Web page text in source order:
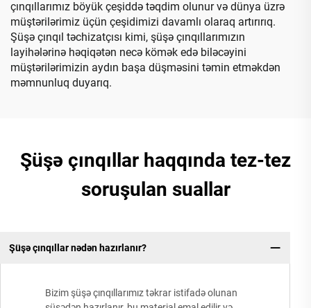
çınqıllarımız böyük çeşiddə təqdim olunur və dünya üzrə
müştərilərimiz üçün çeşidimizi davamlı olaraq artırırıq.
Şüşə çınqıl təchizatçısı kimi, şüşə çınqıllarımızın
layihələrinə həqiqətən necə kömək edə biləcəyini
müştərilərimizin aydın başa düşməsini təmin etməkdən
məmnunluq duyarıq.
Şüşə çınqıllar haqqında tez-tez
soruşulan suallar
Şüşə çınqıllar nədən hazırlanır?
Bizim şüşə çınqıllarımız təkrar istifadə olunan